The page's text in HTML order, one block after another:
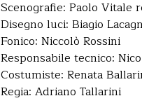
Scenografie: Paolo Vitale
Disegno luci: Biagio
Fonico: Niccolò Rossini
Responsabile tecnico:
Costumiste: Renata
Regia: Adriano Tallarini